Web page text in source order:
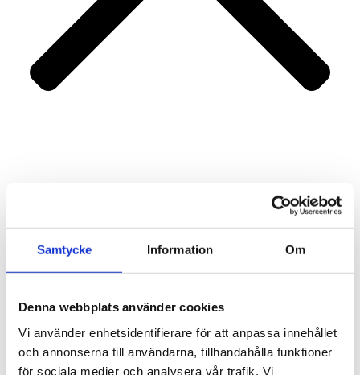
Samtycke Information Om
Denna webbplats använder cookies
Vi använder enhetsidentifierare för att anpassa innehållet
och annonserna till användarna, tillhandahålla funktioner
för sociala medier och analysera vår trafik. Vi